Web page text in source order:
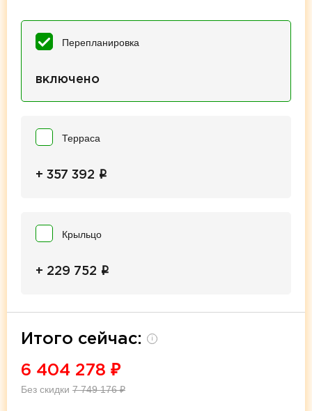
Перепланировка
включено
Терраса
+ 357 392 i
Крыльцо
+ 229 752 i
Итого сейчас: i
6 404 278 ₽
Без скидки 7 749 176₽